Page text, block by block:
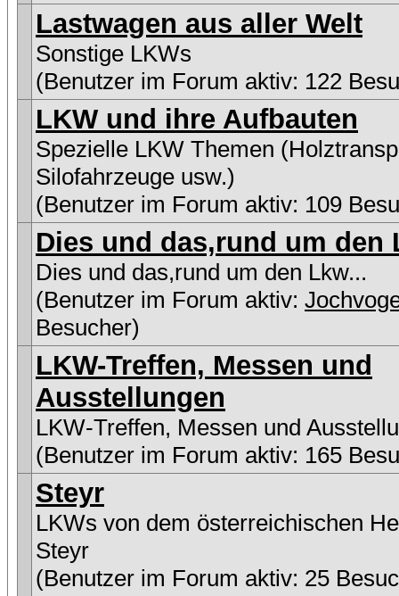
Lastwagen aus aller Welt
Sonstige LKWs
(Benutzer im Forum aktiv: 122
LKW und ihre Aufbauten
Spezielle LKW Themen
Silofahrzeuge usw.)
(Benutzer im Forum aktiv: 109
Dies und das,rund um den
Dies und das,rund um den Lkw...
(Benutzer im Forum aktiv:
Besucher)
LKW-Treffen, Messen und
Ausstellungen
LKW-Treffen, Messen und
(Benutzer im Forum aktiv: 165
Steyr
LKWs von dem österreichischen
Steyr
(Benutzer im Forum aktiv: 25